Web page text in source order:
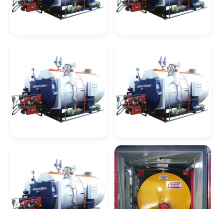
Empresas De Serviços De Caldeiraria Sp
Empresas De Caldeiraria Em Rj
Empresas De Serviços De Caldeiraria Rj
Caldeiraria Industrial Em Rj
Caldeiras Industriais Rj
Caldeira A Óleo
Recuperação
Recuperação De
Recuperação De
Caldeira De
Recuperação
Quimica